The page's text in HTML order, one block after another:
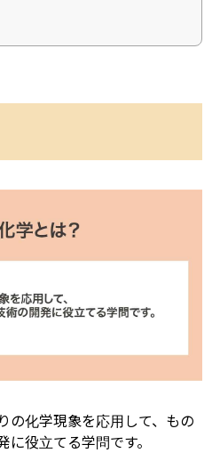
の化学現象を応用して、もの
役立てる学問です。